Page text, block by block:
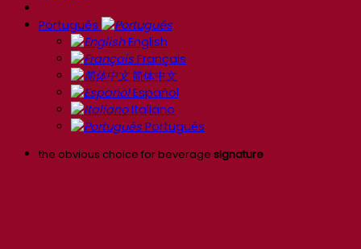
Português
English
Français
简体中文
Español
Italiano
Português
the obvious choice for beverage signature